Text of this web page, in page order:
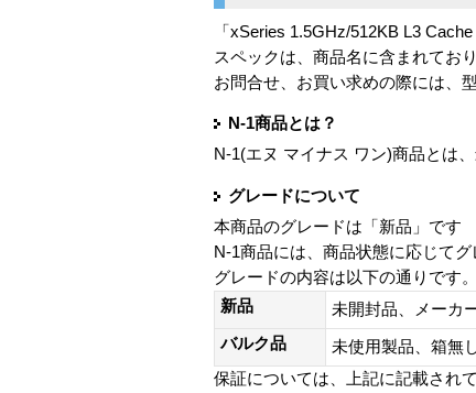
「xSeries 1.5GHz/512KB L3
スペックは、商品名に含まれており
お問合せ、お買い求めの際には、
N-1商品とは？
N-1(エヌ マイナス ワン)商品とは
グレードについて
本商品のグレードは「新品」です
N-1商品には、商品状態に応じて
グレードの内容は以下の通りです。
新品
未開封品、メーカ
バルク品
未使用製品、箱無
保証については、上記に記載され